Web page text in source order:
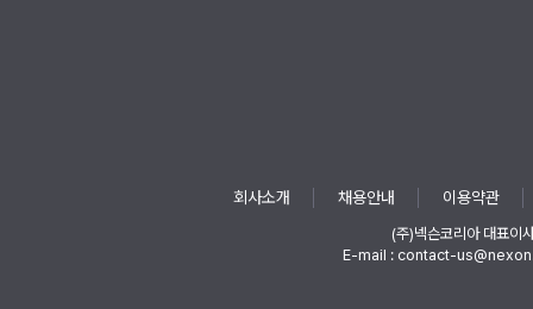
회사소개 채용안내 이용약관
(주)넥슨코리아 대표이
E-mail : contact-